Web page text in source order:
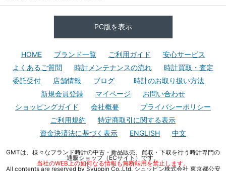
PC版を表示
HOME ブランド一覧 ご利用ガイド
安心サービス
よくあるご質問
時計メンテナンスの流れ
時計買取・査定
委託受付
店舗情報 ブログ
時計のお取り扱い方法
新規会員登録
マイページ
お問い合わせ
ショッピングガイド
会社概要
プライバシーポリシー
ご利用規約
特定商取引に関する表示
資金決済法に基づく表示
ENGLISH 中文
GMTは、様々なブランド時計の中古・新品販売、買取・下取を行う時計専門の
通販ショップ（ECサイト）です。
当社のWEB上の如何なる情報も無断転用を禁止します。
All contents are reserved by Syuppin Co.,Ltd. シュッピン株式会社 東京都公安